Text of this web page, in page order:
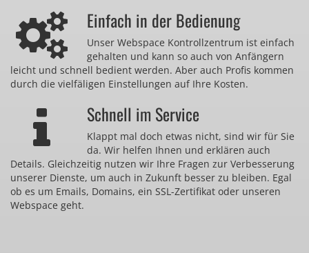
Einfach in der Bedienung
Unser Webspace Kontrollzentrum ist einfach
gehalten und kann so auch von Anfängern
leicht und schnell bedient werden. Aber auch Profis kommen
durch die vielfäligen Einstellungen auf Ihre Kosten.
Schnell im Service
Klappt mal doch etwas nicht, sind wir für Sie
da. Wir helfen Ihnen und erklären auch
Details. Gleichzeitig nutzen wir Ihre Fragen zur Verbesserung
unserer Dienste, um auch in Zukunft besser zu bleiben. Egal
ob es um Emails, Domains, ein SSL-Zertifikat oder unseren
Webspace geht.